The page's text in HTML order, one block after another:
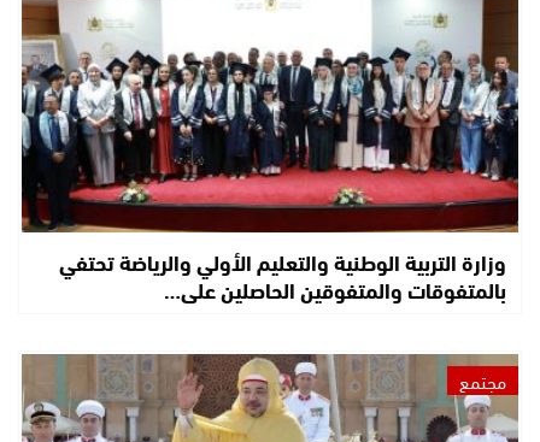
وزارة التربية الوطنية والتعليم الأولي والرياضة تحتفي
بالمتفوقات والمتفوقين الحاصلين على…
مجتمع